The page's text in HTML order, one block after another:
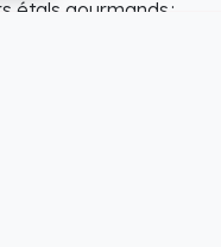
étals gourmands :